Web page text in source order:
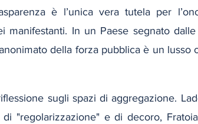
è l’unica vera tutela per
manifestanti. In un Paese segnato
della forza pubblica è un lusso
sugli spazi di aggregazione.
"regolarizzazione" e di decoro,